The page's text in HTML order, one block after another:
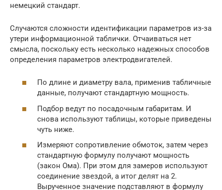
немецкий стандарт.
Случаются сложности идентификации параметров из-за
утери информационной таблички. Отчаиваться нет
смысла, поскольку есть несколько надежных способов
определения параметров электродвигателей.
По длине и диаметру вала, применив табличные
данные, получают стандартную мощность.
Подбор ведут по посадочным габаритам. И
снова используют таблицы, которые приведены
чуть ниже.
Измеряют сопротивление обмоток, затем через
стандартную формулу получают мощность
(закон Ома). При этом для замеров используют
соединение звездой, а итог делят на 2.
Вырученное значение подставляют в формулу